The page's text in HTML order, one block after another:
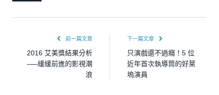
前一篇文章
2016 艾美獎結果分析
—–緩緩前進的影視潮
浪
下一篇文章
只演戲還不過癮！5 位
近年首次執導筒的好萊
塢演員